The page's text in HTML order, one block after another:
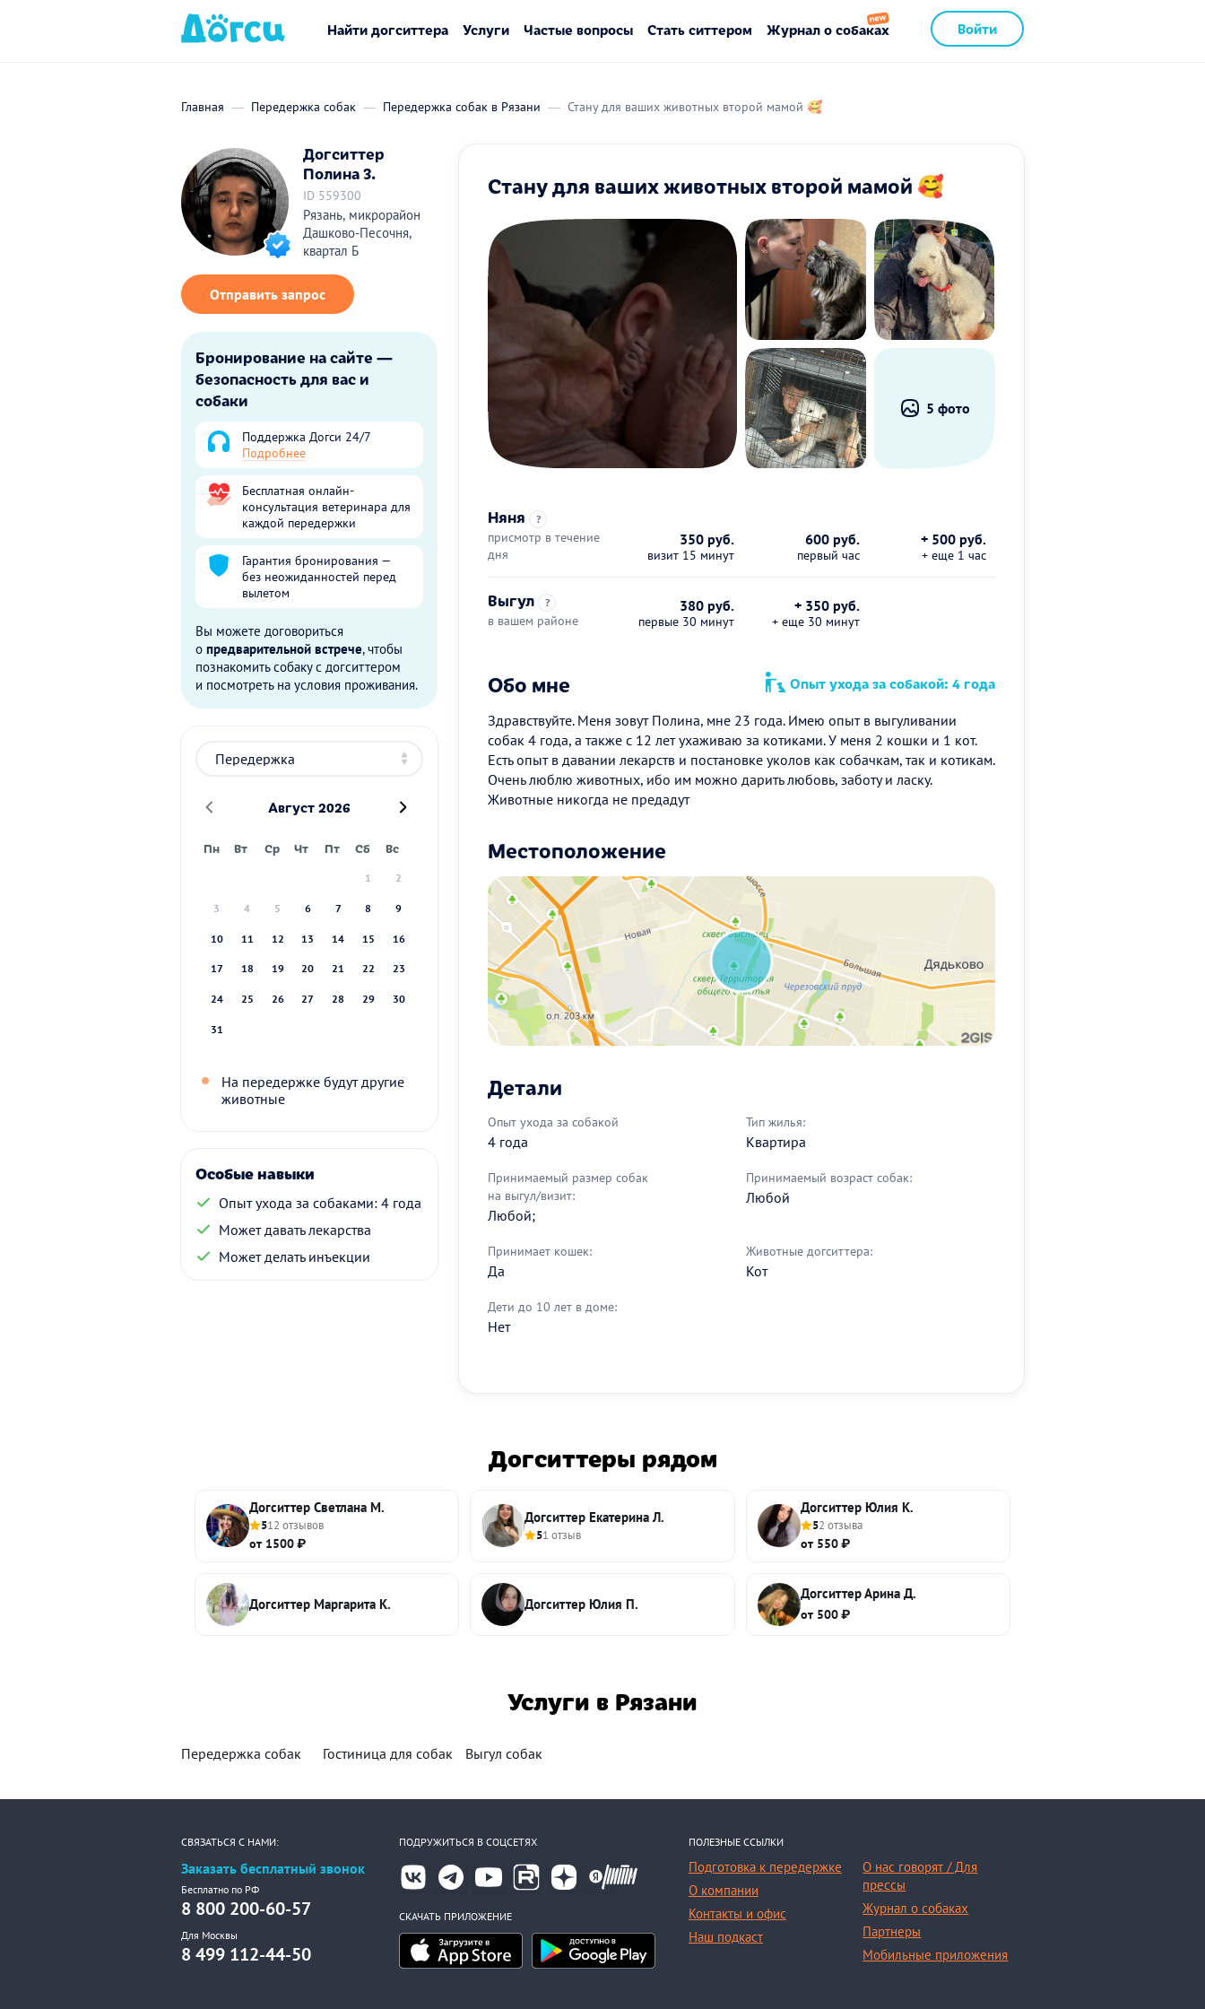
Войти
Найти догситтера Услуги Частые вопросы Стать ситтером Журнал о собаках
Главная Передержка собак Передержка собак в Рязани Стану для ваших животных второй мамой 🥰
Догситтер
Полина З.
ID 559300
Рязань, микрорайон
Дашково-Песочня,
квартал Б
Отправить запрос
Бронирование на сайте —
безопасность для вас и
собаки
Поддержка Догси 24/7
Подробнее
Бесплатная онлайн-
консультация ветеринара для
каждой передержки
Гарантия бронирования —
без неожиданностей перед
вылетом
Вы можете договориться
о предварительной встрече, чтобы
познакомить собаку с догситтером
и посмотреть на условия проживания.
Август 2026
Пн Вт Ср Чт Пт Сб Вс
1 2
3 4 5 6 7 8 9
10 11 12 13 14 15 16
17 18 19 20 21 22 23
24 25 26 27 28 29 30
31
На передержке будут другие
животные
Особые навыки
Опыт ухода за собаками: 4 года
Может давать лекарства
Может делать инъекции
Стану для ваших животных второй мамой 🥰
5 фото
Няня ?
присмотр в течение
дня
350 руб.
визит 15 минут
600 руб.
первый час
+ 500 руб.
+ еще 1 час
Выгул ?
в вашем районе
380 руб.
первые 30 минут
+ 350 руб.
+ еще 30 минут
Обо мне Опыт ухода за собакой: 4 года
Здравствуйте. Меня зовут Полина, мне 23 года. Имею опыт в выгуливании
собак 4 года, а также с 12 лет ухаживаю за котиками. У меня 2 кошки и 1 кот.
Есть опыт в давании лекарств и постановке уколов как собачкам, так и котикам.
Очень люблю животных, ибо им можно дарить любовь, заботу и ласку.
Животные никогда не предадут
Местоположение
Детали
Опыт ухода за собакой
4 года
Тип жилья:
Квартира
Принимаемый размер собак
на выгул/визит:
Любой;
Принимаемый возраст собак:
Любой
Принимает кошек:
Да
Животные догситтера:
Кот
Дети до 10 лет в доме:
Нет
Догситтеры рядом
Догситтер Светлана М.
512 отзывов
от 1500 ₽
Догситтер Екатерина Л.
51 отзыв
Догситтер Юлия К.
52 отзыва
от 550 ₽
Догситтер Маргарита К. Догситтер Юлия П.
Догситтер Арина Д.
от 500 ₽
Услуги в Рязани
Передержка собак Гостиница для собак Выгул собак
СВЯЗАТЬСЯ С НАМИ:
Заказать бесплатный звонок
Бесплатно по РФ
8 800 200-60-57
Для Москвы
8 499 112-44-50
ПОДРУЖИТЬСЯ В СОЦСЕТЯХ
СКАЧАТЬ ПРИЛОЖЕНИЕ
ПОЛЕЗНЫЕ ССЫЛКИ
Подготовка к передержке
О компании
Контакты и офис
Наш подкаст
О нас говорят / Для
прессы
Журнал о собаках
Партнеры
Мобильные приложения